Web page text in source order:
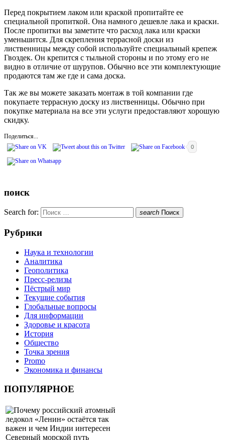
Перед покрытием лаком или краской пропитайте ее
специальной пропиткой. Она намного дешевле лака и краски.
После пропитки вы заметите что расход лака или краски
уменьшится. Для скрепления террасной доски из
лиственницы между собой используйте специальный крепеж
Гвоздек. Он крепится с тыльной стороны и по этому его не
видно в отличие от шурупов. Обычно все эти комплектующие
продаются там же где и сама доска.
Так же вы можете заказать монтаж в той компании где
покупаете террасную доску из лиственницы. Обычно при
покупке материала на все эти услуги предоставляют хорошую
скидку.
Поделиться...
0
поиск
Search for: search Поиск
Рубрики
Наука и технологии
Аналитика
Геополитика
Пресс-релизы
Пёстрый мир
Текущие события
Глобальные вопросы
Для информации
Здоровье и красота
История
Общество
Точка зрения
Promo
Экономика и финансы
ПОПУЛЯРНОЕ